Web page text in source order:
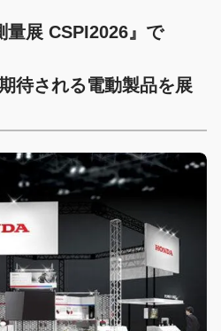
量展 CSPI2026』で
待される電動製品を展